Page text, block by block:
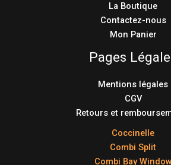
La Boutique
Contactez-nous
Mon Panier
Pages
Mentions légales
CGV
Retours et
Coccinelle
Combi Split
Combi Bay Window